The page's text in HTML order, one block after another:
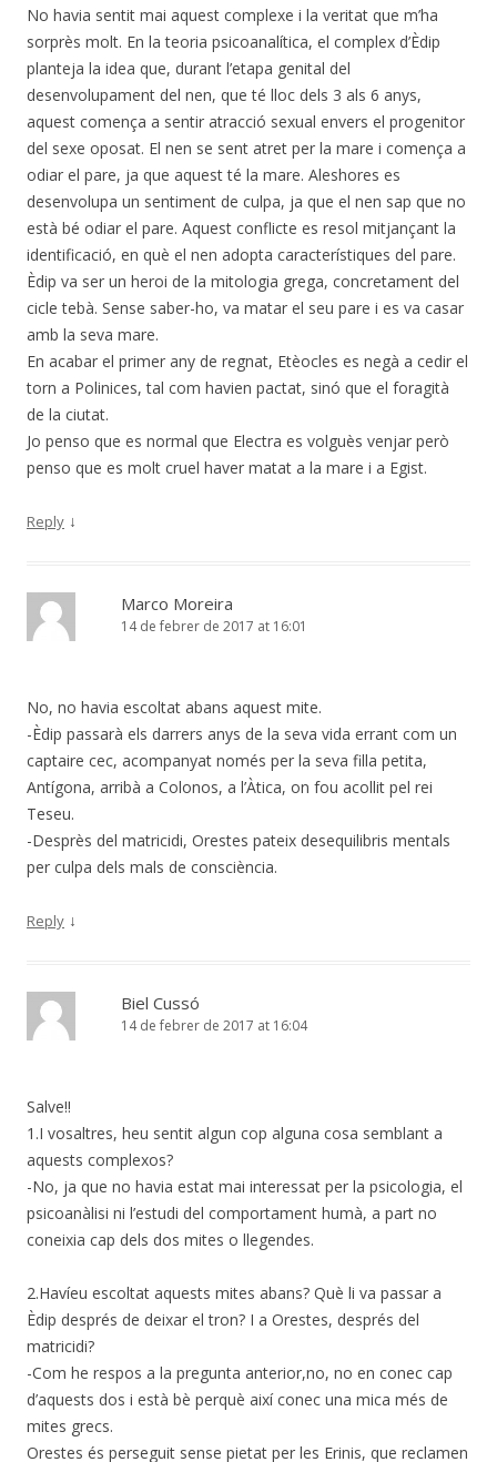
No havia sentit mai aquest complexe i la veritat que m’ha
sorprès molt. En la teoria psicoanalítica, el complex d’Èdip
planteja la idea que, durant l’etapa genital del
desenvolupament del nen, que té lloc dels 3 als 6 anys,
aquest comença a sentir atracció sexual envers el progenitor
del sexe oposat. El nen se sent atret per la mare i comença a
odiar el pare, ja que aquest té la mare. Aleshores es
desenvolupa un sentiment de culpa, ja que el nen sap que no
està bé odiar el pare. Aquest conflicte es resol mitjançant la
identificació, en què el nen adopta característiques del pare.
Èdip va ser un heroi de la mitologia grega, concretament del
cicle tebà. Sense saber-ho, va matar el seu pare i es va casar
amb la seva mare.
En acabar el primer any de regnat, Etèocles es negà a cedir el
torn a Polinices, tal com havien pactat, sinó que el foragità
de la ciutat.
Jo penso que es normal que Electra es volguès venjar però
penso que es molt cruel haver matat a la mare i a Egist.
Reply ↓
Marco Moreira
14 de febrer de 2017 at 16:01
No, no havia escoltat abans aquest mite.
-Èdip passarà els darrers anys de la seva vida errant com un
captaire cec, acompanyat només per la seva filla petita,
Antígona, arribà a Colonos, a l’Àtica, on fou acollit pel rei
Teseu.
-Desprès del matricidi, Orestes pateix desequilibris mentals
per culpa dels mals de consciència.
Reply ↓
Biel Cussó
14 de febrer de 2017 at 16:04
Salve!!
1.I vosaltres, heu sentit algun cop alguna cosa semblant a
aquests complexos?
-No, ja que no havia estat mai interessat per la psicologia, el
psicoanàlisi ni l’estudi del comportament humà, a part no
coneixia cap dels dos mites o llegendes.
2.Havíeu escoltat aquests mites abans? Què li va passar a
Èdip després de deixar el tron? I a Orestes, després del
matricidi?
-Com he respos a la pregunta anterior,no, no en conec cap
d’aquests dos i està bè perquè així conec una mica més de
mites grecs.
Orestes és perseguit sense pietat per les Erinis, que reclamen